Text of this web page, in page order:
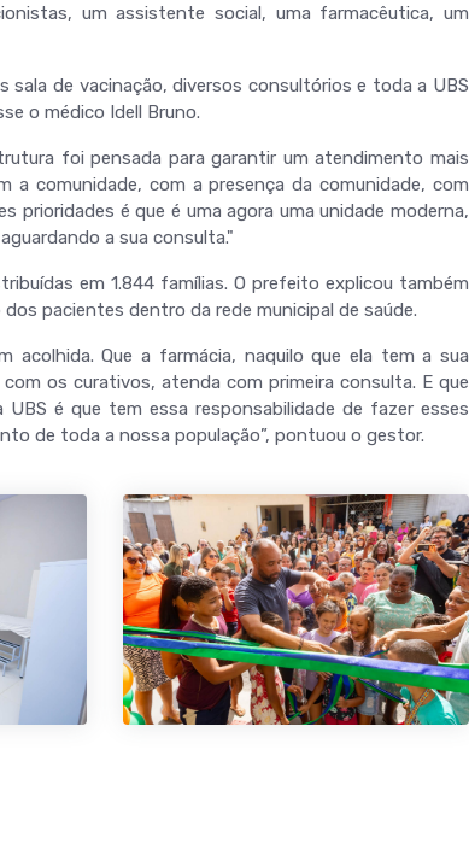
um assistente social, uma farmacêutica, um
de vacinação, diversos consultórios e toda a UBS
o médico Idell Bruno.
foi pensada para garantir um atendimento mais
a comunidade, com a presença da comunidade, com
prioridades é que é uma agora uma unidade moderna,
a sua consulta."
em 1.844 famílias. O prefeito explicou também
pacientes dentro da rede municipal de saúde.
acolhida. Que a farmácia, naquilo que ela tem a sua
os curativos, atenda com primeira consulta. E que
é que tem essa responsabilidade de fazer esses
de toda a nossa população”, pontuou o gestor.